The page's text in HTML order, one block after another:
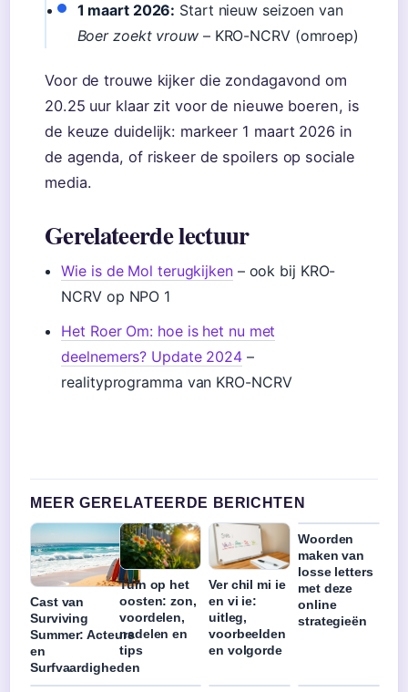
1 maart 2026: Start nieuw seizoen van
Boer zoekt vrouw– KRO-NCRV (omroep)
Voor de trouwe kijker die zondagavond om
20.25 uur klaar zit voor de nieuwe boeren, is
de keuze duidelijk: markeer 1 maart 2026 in
de agenda, of riskeer de spoilers op sociale
media.
Gerelateerde lectuur
Wie is de Mol terugkijken– ook bij KRO-
NCRV op NPO 1
Het Roer Om: hoe is het nu met
deelnemers? Update 2024 –
realityprogramma van KRO-NCRV
MEER GERELATEERDE BERICHTEN
Cast van
Surviving
Summer: Acteurs
en
Surfvaardigheden
Tuin op het
oosten: zon,
voordelen,
nadelen en
tips
Ver chil mi ie
en vi ie:
uitleg,
voorbeelden
en volgorde
Woorden
maken van
losse letters
met deze
online
strategieën